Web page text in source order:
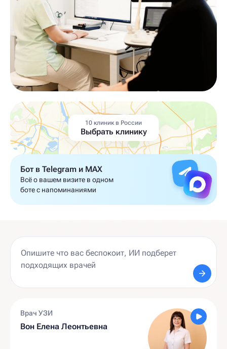
10 клиник в России
Выбрать клинику
Бот в Telegram и MAX
Всё о вашем визите в одном
боте с напоминаниями
Врач УЗИ
Вон Елена Леонтьевна